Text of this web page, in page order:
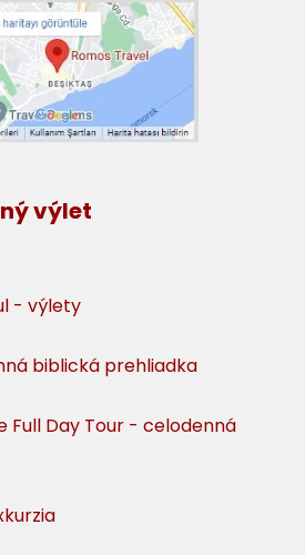
výlet
- výlety
biblická prehliadka
Full Day Tour - celodenná